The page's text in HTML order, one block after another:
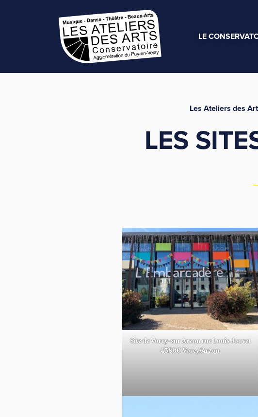
LE
Les Ateliers des
LES
Site de Vorey-sur Arzon rue Louis Jouvet
43800 Vorey/Arzon